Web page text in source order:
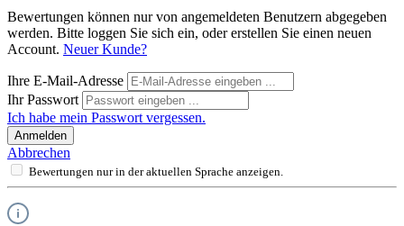
Bewertungen können nur von angemeldeten Benutzern abgegeben
werden. Bitte loggen Sie sich ein, oder erstellen Sie einen neuen
Account. Neuer Kunde?
Ihre E-Mail-Adresse
Ihr Passwort
Ich habe mein Passwort vergessen.
Anmelden
Abbrechen
Bewertungen nur in der aktuellen Sprache anzeigen.